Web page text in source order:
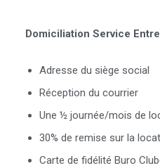
Domiciliation Service
Adresse du siège social
Réception du courrier
Une ½ journée/mois de
30% de remise sur la
Carte de fidélité Buro